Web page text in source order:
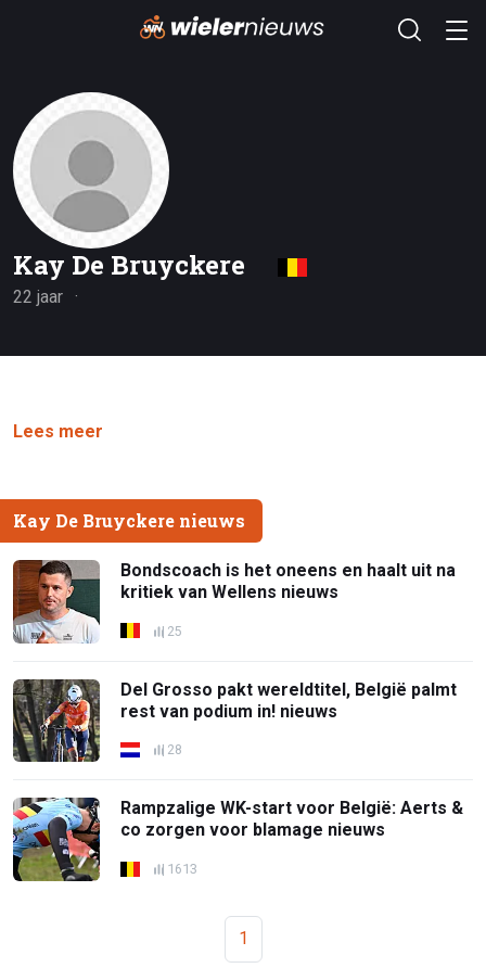
Kay De Bruyckere
22 jaar
Lees meer
Kay De Bruyckere nieuws
Bondscoach is het oneens en haalt uit na
kritiek van Wellens nieuws
25
Del Grosso pakt wereldtitel, België palmt
rest van podium in! nieuws
28
Rampzalige WK-start voor België: Aerts &
co zorgen voor blamage nieuws
1613
1